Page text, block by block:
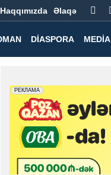
Haqqımızda Əlaqə
DIASPORA MEDIA